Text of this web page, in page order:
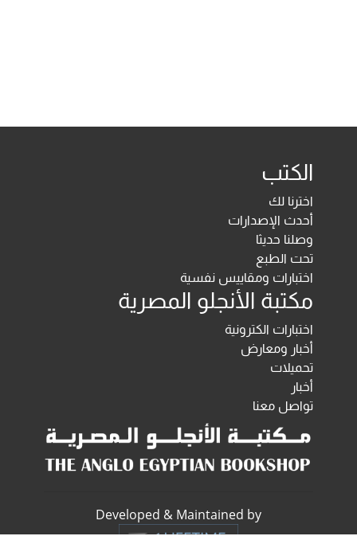
الكتب
اخترنا لك
أحدث الإصدارات
وصلنا حديثا
تحت الطبع
اختبارات ومقاييس نفسية
مكتبة الأنجلو المصرية
اختبارات الكترونية
أخبار ومعارض
تحميلات
أخبار
تواصل معنا
Developed & Maintained by